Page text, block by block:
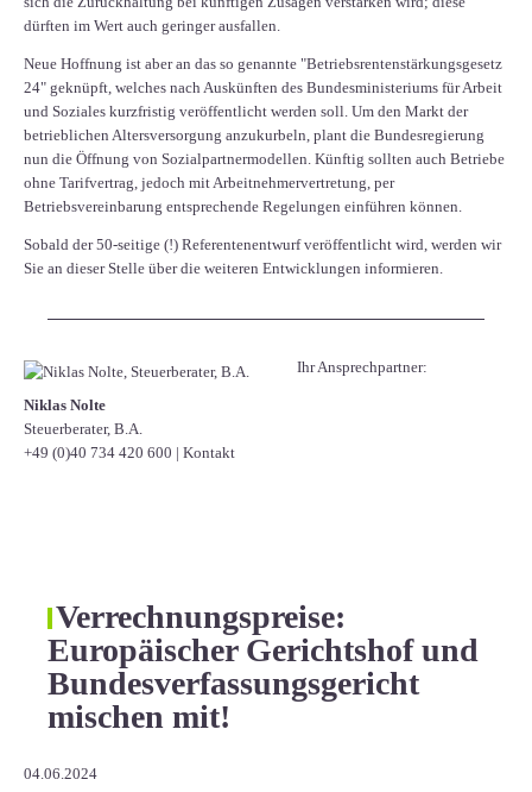
dürften im Wert auch geringer ausfallen.
Neue Hoffnung ist aber an das so genannte "Betriebsrentenstärkungsgesetz
24" geknüpft, welches nach Auskünften des Bundesministeriums für Arbeit
und Soziales kurzfristig veröffentlicht werden soll. Um den Markt der
betrieblichen Altersversorgung anzukurbeln, plant die Bundesregierung
nun die Öffnung von Sozialpartnermodellen. Künftig sollten auch Betriebe
ohne Tarifvertrag, jedoch mit Arbeitnehmervertretung, per
Betriebsvereinbarung entsprechende Regelungen einführen können.
Sobald der 50-seitige (!) Referentenentwurf veröffentlicht wird, werden wir
Sie an dieser Stelle über die weiteren Entwicklungen informieren.
Ihr Ansprechpartner:
Niklas Nolte
Steuerberater, B.A.
+49 (0)40 734 420 600 | Kontakt
Verrechnungspreise:
Europäischer Gerichtshof und
Bundesverfassungsgericht
mischen mit!
04.06.2024